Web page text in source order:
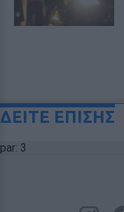
ΔΕΙΤΕ ΕΠΙΣΗΣ
par: 3